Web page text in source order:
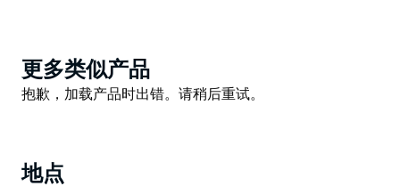
您可以沿着四通八达的步行道系统徒步探索加里加尔，也
可以骑着山地自行车挑战充满挑战的防火道。公园内宁静
Product
List
更多类似产品
Product
抱歉，加载产品时出错。请稍后重试。
地点